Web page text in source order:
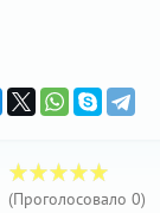
(Проголосовало 0)